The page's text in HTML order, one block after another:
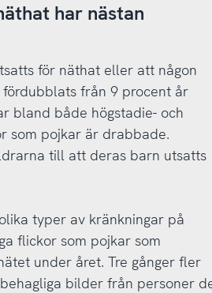
har nästan
för näthat eller att någon
från 9 procent år
bland både högstadie- och
som pojkar är drabbade.
till att deras barn utsatts
typer av kränkningar på
flickor som pojkar som
under året. Tre gånger fler
bilder från personer